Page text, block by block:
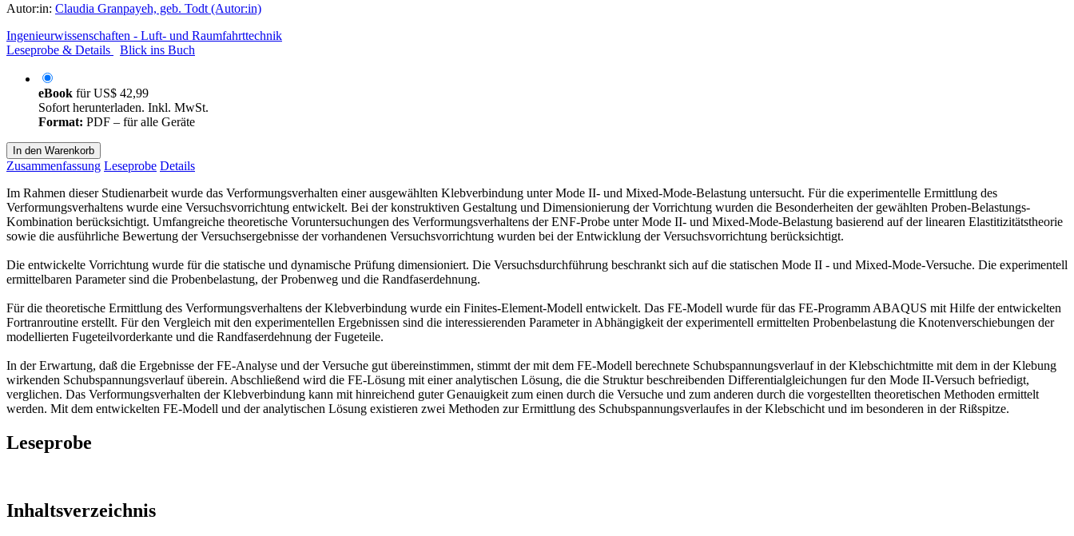
Autor:in: Claudia Granpayeh, geb. Todt (Autor:in)
Ingenieurwissenschaften - Luft- und Raumfahrttechnik
Leseprobe & Details
Blick ins Buch
eBook fürUS$ 42,99
Sofort herunterladen. Inkl. MwSt.
Format: PDF – für alle Geräte
In den Warenkorb
Zusammenfassung Leseprobe Details
Im Rahmen dieser Studienarbeit wurde das Verformungsverhalten einer ausgewählten Klebverbindung unter Mode II- und Mixed-Mode-Belastung untersucht. Für die experimentelle Ermittlung des
Verformungsverhaltens wurde eine Versuchsvorrichtung entwickelt. Bei der konstruktiven Gestaltung und Dimensionierung der Vorrichtung wurden die Besonderheiten der gewählten Proben-Belastungs-
Kombination berücksichtigt. Umfangreiche theoretische Voruntersuchungen des Verformungsverhaltens der ENF-Probe unter Mode II- und Mixed-Mode-Belastung basierend auf der linearen Elastitizitätstheorie
sowie die ausführliche Bewertung der Versuchsergebnisse der vorhandenen Versuchsvorrichtung wurden bei der Entwicklung der Versuchsvorrichtung berücksichtigt.
Die entwickelte Vorrichtung wurde für die statische und dynamische Prüfung dimensioniert. Die Versuchsdurchführung beschrankt sich auf die statischen Mode II - und Mixed-Mode-Versuche. Die experimentell
ermittelbaren Parameter sind die Probenbelastung, der Probenweg und die Randfaserdehnung.
Für die theoretische Ermittlung des Verformungsverhaltens der Klebverbindung wurde ein Finites-Element-Modell entwickelt. Das FE-Modell wurde für das FE-Programm ABAQUS mit Hilfe der entwickelten
Fortranroutine erstellt. Für den Vergleich mit den experimentellen Ergebnissen sind die interessierenden Parameter in Abhängigkeit der experimentell ermittelten Probenbelastung die Knotenverschiebungen der
modellierten Fugeteilvorderkante und die Randfaserdehnung der Fugeteile.
In der Erwartung, daß die Ergebnisse der FE-Analyse und der Versuche gut übereinstimmen, stimmt der mit dem FE-Modell berechnete Schubspannungsverlauf in der Klebschichtmitte mit dem in der Klebung
wirkenden Schubspannungsverlauf überein. Abschließend wird die FE-Lösung mit einer analytischen Lösung, die die Struktur beschreibenden Differentialgleichungen fur den Mode II-Versuch befriedigt,
verglichen. Das Verformungsverhalten der Klebverbindung kann mit hinreichend guter Genauigkeit zum einen durch die Versuche und zum anderen durch die vorgestellten theoretischen Methoden ermittelt
werden. Mit dem entwickelten FE-Modell und der analytischen Lösung existieren zwei Methoden zur Ermittlung des Schubspannungsverlaufes in der Klebschicht und im besonderen in der Rißspitze.
Leseprobe
Inhaltsverzeichnis